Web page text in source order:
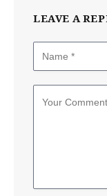
LEAVE A